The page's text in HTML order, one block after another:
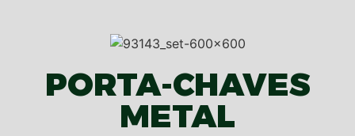
PORTA-CHAVES
METAL